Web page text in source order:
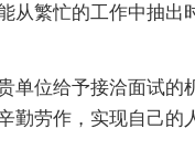
从繁忙的工作中抽出
单位给予接洽面试的
勤劳作，实现自己的